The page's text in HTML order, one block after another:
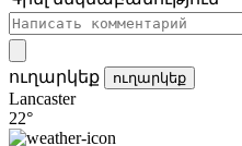
ուղարկեք ուղարկեք
Lancaster
22°